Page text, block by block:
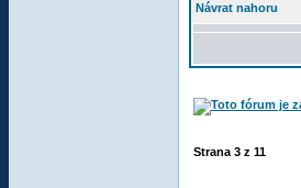
Návrat nahoru
Strana 3 z 11